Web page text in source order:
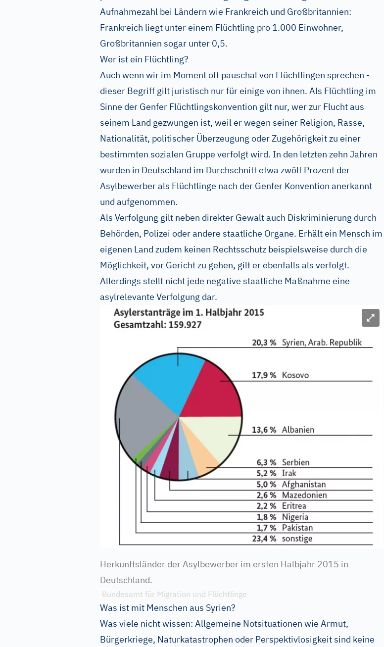
Aufnahmezahl bei Ländern wie Frankreich und Großbritannien:
Frankreich liegt unter einem Flüchtling pro 1.000 Einwohner,
Großbritannien sogar unter 0,5.
Wer ist ein Flüchtling?
Auch wenn wir im Moment oft pauschal von Flüchtlingen sprechen -
dieser Begriff gilt juristisch nur für einige von ihnen. Als Flüchtling im
Sinne der Genfer Flüchtlingskonvention gilt nur, wer zur Flucht aus
seinem Land gezwungen ist, weil er wegen seiner Religion, Rasse,
Nationalität, politischer Überzeugung oder Zugehörigkeit zu einer
bestimmten sozialen Gruppe verfolgt wird. In den letzten zehn Jahren
wurden in Deutschland im Durchschnitt etwa zwölf Prozent der
Asylbewerber als Flüchtlinge nach der Genfer Konvention anerkannt
und aufgenommen.
Als Verfolgung gilt neben direkter Gewalt auch Diskriminierung durch
Behörden, Polizei oder andere staatliche Organe. Erhält ein Mensch im
eigenen Land zudem keinen Rechtsschutz beispielsweise durch die
Möglichkeit, vor Gericht zu gehen, gilt er ebenfalls als verfolgt.
Allerdings stellt nicht jede negative staatliche Maßnahme eine
asylrelevante Verfolgung dar.
Herkunftsländer der Asylbewerber im ersten Halbjahr 2015 in
Deutschland.
Bundesamt für Migration und Flüchtlinge
Was ist mit Menschen aus Syrien?
Was viele nicht wissen: Allgemeine Notsituationen wie Armut,
Bürgerkriege, Naturkatastrophen oder Perspektivlosigkeit sind keine